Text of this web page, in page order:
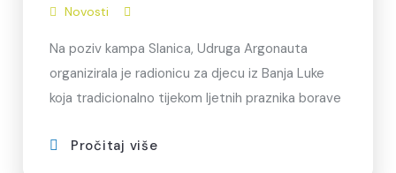
Novosti
Na poziv kampa Slanica, Udruga Argonauta
organizirala je radionicu za djecu iz Banja Luke
koja tradicionalno tijekom ljetnih praznika borave
Pročitaj više